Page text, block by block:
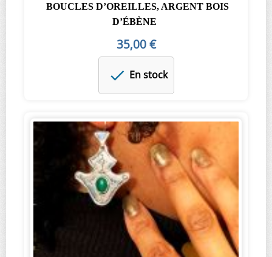
BOUCLES D’OREILLES, ARGENT BOIS
D’ÉBÈNE
35,00 €
En stock